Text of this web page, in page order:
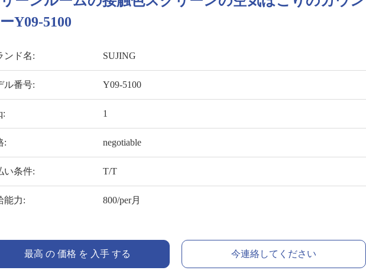
Y09-5100
ンド名: SUJING
ル番号: Y09-5100
1
: negotiable
い条件: T/T
能力: 800/per月
最高 の 価格 を 入手 する 今連絡してください